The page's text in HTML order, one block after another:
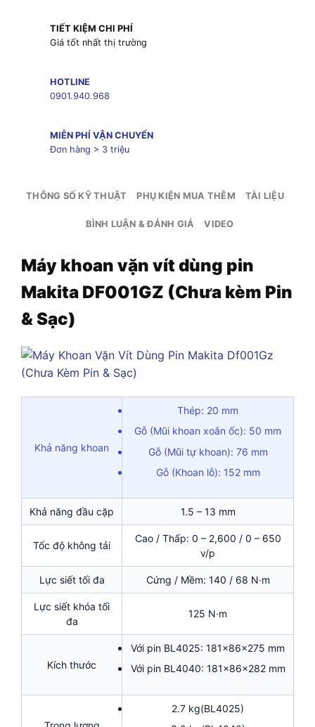
TIẾT KIỆM CHI PHÍ
Giá tốt nhất thị trường
HOTLINE
0901.940.968
MIỄN PHÍ VẬN CHUYỂN
Đơn hàng > 3 triệu
THÔNG SỐ KỸ THUẬT PHỤ KIỆN MUA THÊM TÀI LIỆU
BÌNH LUẬN & ĐÁNH GIÁ VIDEO
Máy khoan vặn vít dùng pin
Makita DF001GZ (Chưa kèm Pin
& Sạc)
Khả năng khoan
Thép: 20 mm
Gỗ (Mũi khoan xoắn ốc): 50 mm
Gỗ (Mũi tự khoan): 76 mm
Gỗ (Khoan lỗ): 152 mm
Khả năng đầu cặp 1.5 – 13 mm
Tốc độ không tải
Cao / Thấp: 0 – 2,600 / 0 – 650
v/p
Lực siết tối đa Cứng / Mềm: 140 / 68 N·m
Lực siết khóa tối
đa
125 N·m
Kích thước
Với pin BL4025: 181x86x275 mm
Với pin BL4040: 181x86x282 mm
2.7 kg(BL4025)